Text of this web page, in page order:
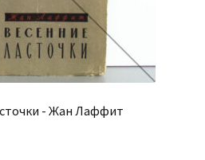
- Жан Лаффит